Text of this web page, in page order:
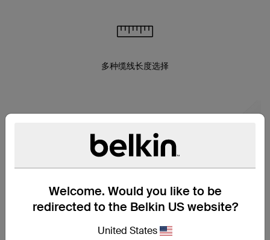
Welcome. Would you like to be
redirected to the Belkin US website?
United States
多种缆线长度选择